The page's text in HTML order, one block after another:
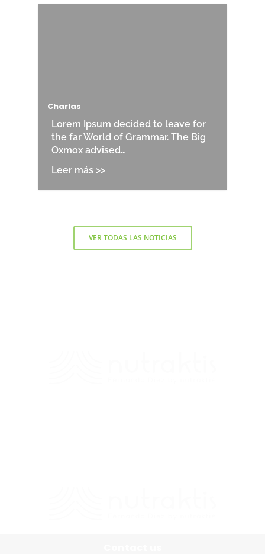
Charlas
Lorem Ipsum decided to leave for
the far World of Grammar. The Big
Oxmox advised…
VER TODAS LAS NOTICIAS